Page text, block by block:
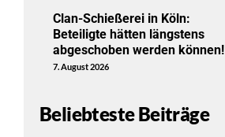
Clan-Schießerei in Köln:
Beteiligte hätten längstens
abgeschoben werden können!
7. August 2026
Beliebteste Beiträge